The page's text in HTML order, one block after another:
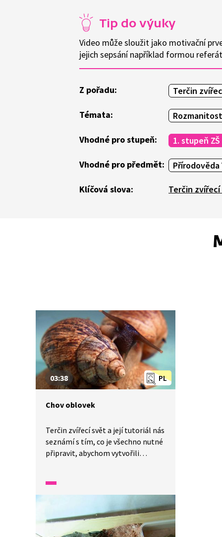
Tip do výuky
Video může sloužit jako motivační
jejich sepsání například formou
Z pořadu: Terčin
Témata:
Vhodné pro stupeň: 1. stupeň ZŠ
Vhodné pro předmět:
Klíčová slova: Terčin
PL
03:38
Chov oblovek
Terčin zvířecí svět a její tutoriál nás
seznámí s tím, co je všechno nutné
připravit, abychom vytvořili